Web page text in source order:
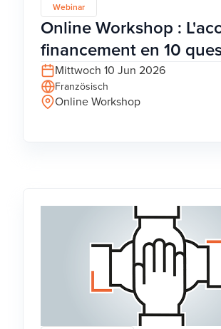
Webinar
Online Workshop :
financement en 10
Mittwoch 10 Jun 2026
Französisch
Online Workshop